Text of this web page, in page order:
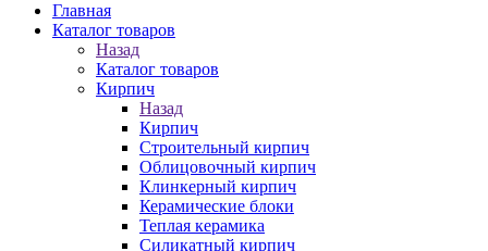
Главная
Каталог товаров
Назад
Каталог товаров
Кирпич
Назад
Кирпич
Строительный кирпич
Облицовочный кирпич
Клинкерный кирпич
Керамические блоки
Теплая керамика
Силикатный кирпич